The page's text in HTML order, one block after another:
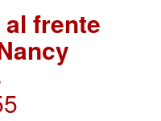
frente